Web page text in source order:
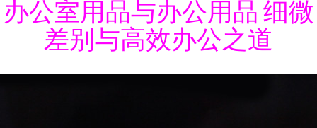
办公室用品与办公用品 细微
差别与高效办公之道